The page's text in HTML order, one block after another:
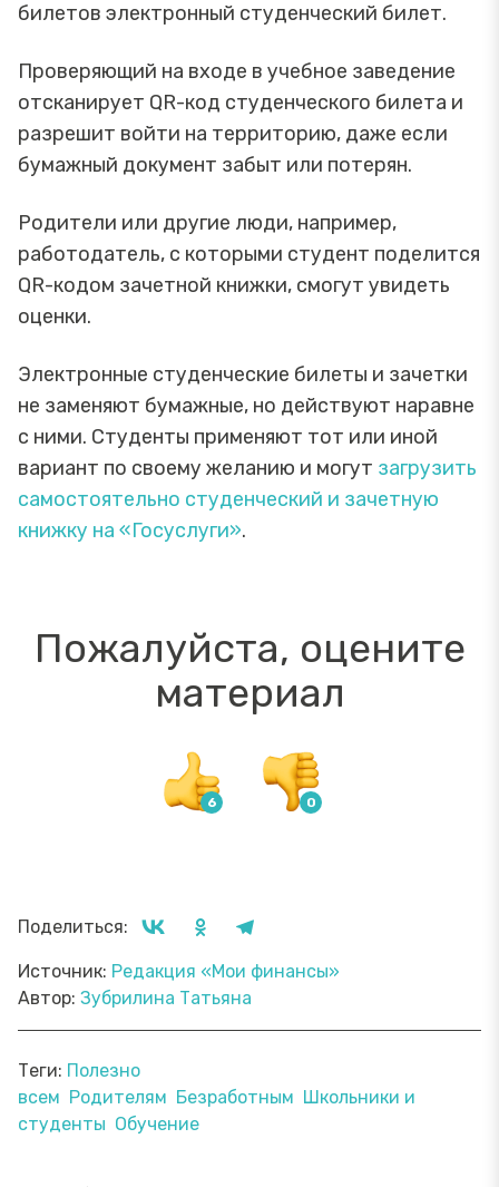
билетов электронный студенческий билет.
Проверяющий на входе в учебное заведение
отсканирует QR-код студенческого билета и
разрешит войти на территорию, даже если
бумажный документ забыт или потерян.
Родители или другие люди, например,
работодатель, с которыми студент поделится
QR-кодом зачетной книжки, смогут увидеть
оценки.
Электронные студенческие билеты и зачетки
не заменяют бумажные, но действуют наравне
с ними. Студенты применяют тот или иной
вариант по своему желанию и могут загрузить
самостоятельно студенческий и зачетную
книжку на «Госуслуги».
Пожалуйста, оцените
материал
Поделиться:
Источник: Редакция «Мои финансы»
Автор: Зубрилина Татьяна
Теги: Полезно
всем Родителям Безработным Школьники и
студенты Обучение